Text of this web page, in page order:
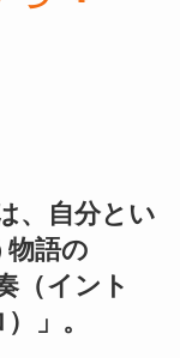
、自分とい
物語の
（イント
）」。